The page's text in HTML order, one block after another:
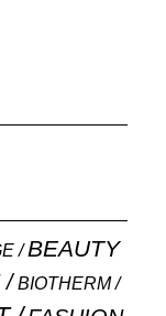
BEAUTY
BIOTHERM